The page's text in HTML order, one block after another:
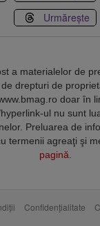
Urmărește
a materialelor de
drepturi de
doar în
ul nu sunt
Preluarea de
termenii agreaţi şi
pagină
Confidențialitate